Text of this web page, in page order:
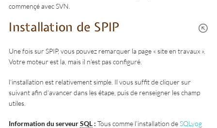
commençé avec SVN.
Installation de SPIP
Une fois sur SPIP, vous pouvez remarquer la page « site en travaux ».
Votre moteur est la, mais il n’est pas configuré.
l’installation est relativement simple. Il vous suffit de cliquer sur
suivant afin d’avancer dans les étape, puis de renseigner les champ
utiles.
Information du serveurSQL : Tous comme l’installation deSQLyog